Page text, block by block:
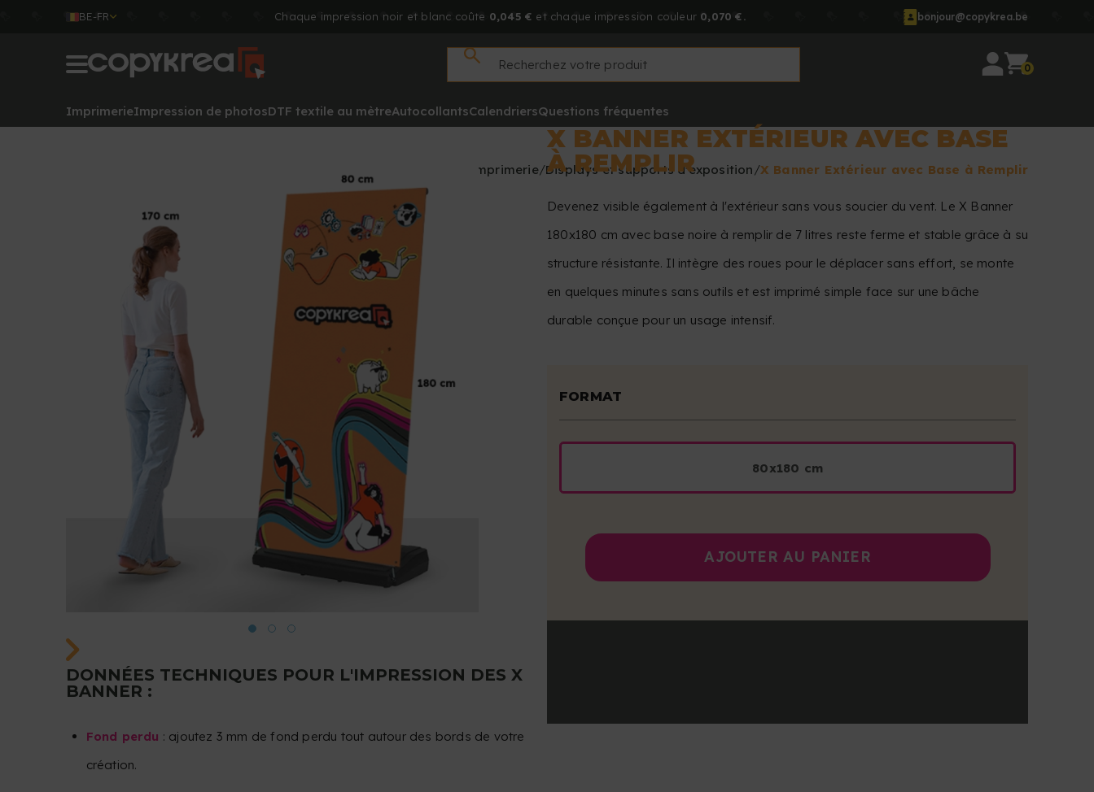
BE-FR Chaque impression noir et blanc coûte 0,045 € et chaque impression couleur 0,070 €. bonjour@copykrea.be
0
ImprimerieImpression de photosDTF textile au mètreAutocollantsCalendriersQuestions fréquentes
Imprimerie Displays et supports d'exposition X Banner Extérieur avec Base à Remplir
DONNÉES TECHNIQUES POUR L'IMPRESSION DES X
BANNER :
Fond perdu : ajoutez 3 mm de fond perdu tout autour des bords de votre
création.
X BANNER EXTÉRIEUR AVEC BASE
À REMPLIR
Devenez visible également à l'extérieur sans vous soucier du vent. Le X Banner
180x180 cm avec base noire à remplir de 7 litres reste ferme et stable grâce à su
structure résistante. Il intègre des roues pour le déplacer sans effort, se monte
en quelques minutes sans outils et est imprimé simple face sur une bâche
durable conçue pour un usage intensif.
FORMAT
80x180 cm
AJOUTER AU PANIER